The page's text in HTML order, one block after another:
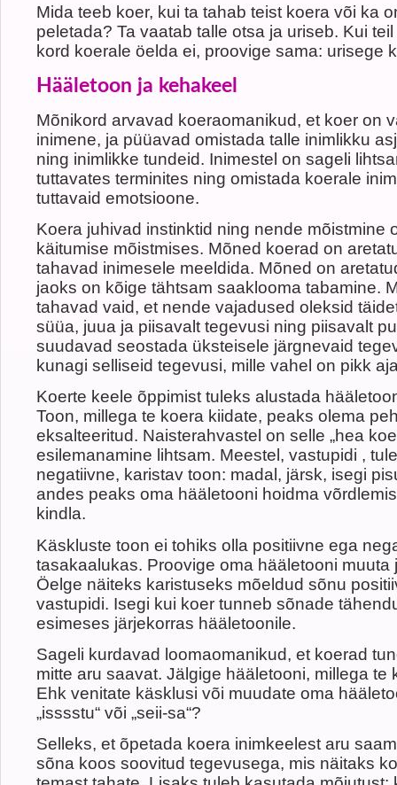
Mida teeb koer, kui ta tahab teist koera või ka
peletada? Ta vaatab talle otsa ja uriseb. Kui
kord koerale öelda ei, proovige sama: urisege
Hääletoon ja kehakeel
Mõnikord arvavad koeraomanikud, et koer on
inimene, ja püüavad omistada talle inimlikku
ning inimlikke tundeid. Inimestel on sageli
tuttavates terminites ning omistada koerale
tuttavaid emotsioone.
Koera juhivad instinktid ning nende mõistmine
käitumise mõistmises. Mõned koerad on
tahavad inimesele meeldida. Mõned on
jaoks on kõige tähtsam saaklooma tabamine.
tahavad vaid, et nende vajadused oleksid
süüa, juua ja piisavalt tegevusi ning piisavalt
suudavad seostada üksteisele järgnevaid
kunagi selliseid tegevusi, mille vahel on pikk
Koerte keele õppimist tuleks alustada
Toon, millega te koera kiidate, peaks olema
eksalteeritud. Naisterahvastel on selle „hea
esilemanamine lihtsam. Meestel, vastupidi ,
negatiivne, karistav toon: madal, järsk, isegi
andes peaks oma hääletooni hoidma
kindla.
Käskluste toon ei tohiks olla positiivne ega
tasakaalukas. Proovige oma hääletooni muuta
Öelge näiteks karistuseks mõeldud sõnu
vastupidi. Isegi kui koer tunneb sõnade
esimeses järjekorras hääletoonile.
Sageli kurdavad loomaomanikud, et koerad
mitte aru saavat. Jälgige hääletooni, millega te
Ehk venitate käsklusi või muudate oma
„isssstu“ või „seii-sa“?
Selleks, et õpetada koera inimkeelest aru
sõna koos soovitud tegevusega, mis näitaks